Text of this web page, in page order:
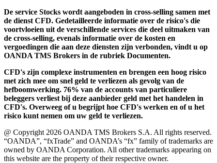
De service Stocks wordt aangeboden in cross-selling samen met
de dienst CFD. Gedetailleerde informatie over de risico's die
voortvloeien uit de verschillende services die deel uitmaken van
de cross-selling, evenals informatie over de kosten en
vergoedingen die aan deze diensten zijn verbonden, vindt u op
OANDA TMS Brokers in de rubriek Documenten.
CFD's zijn complexe instrumenten en brengen een hoog risico
met zich mee om snel geld te verliezen als gevolg van de
hefboomwerking. 76% van de accounts van particuliere
beleggers verliest bij deze aanbieder geld met het handelen in
CFD's. Overweeg of u begrijpt hoe CFD's werken en of u het
risico kunt nemen om uw geld te verliezen.
@ Copyright 2026 OANDA TMS Brokers S.A. All rights reserved.
“OANDA”, “fxTrade” and OANDA’s “fx” family of trademarks are
owned by OANDA Corporation. All other trademarks appearing on
this website are the property of their respective owner.